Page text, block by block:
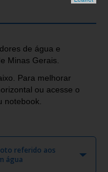
de água e
Minas Gerais.
Para melhorar
ou acesse o
notebook.
referido aos
água